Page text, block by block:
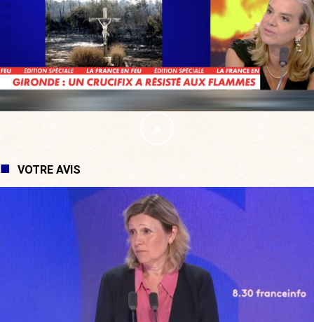
VOTRE AVIS